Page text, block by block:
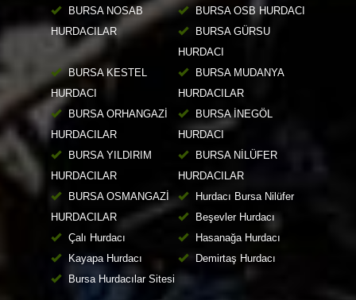
BURSA NOSAB
HURDACILAR
BURSA OSB HURDACI
BURSA GÜRSU
HURDACI
BURSA KESTEL
HURDACI
BURSA MUDANYA
HURDACILAR
BURSA ORHANGAZİ
HURDACILAR
BURSA İNEGÖL
HURDACI
BURSA YILDIRIM
HURDACILAR
BURSA NİLÜFER
HURDACILAR
BURSA OSMANGAZİ
HURDACILAR
Hurdacı Bursa Nilüfer
Beşevler Hurdacı
Çalı Hurdacı
Hasanağa Hurdacı
Kayapa Hurdacı
Demirtaş Hurdacı
Bursa Hurdacılar Sitesi